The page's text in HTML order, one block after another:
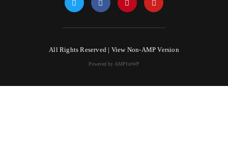
All Rights Reserved | View Non-AMP Version
Powered by AMPforWP